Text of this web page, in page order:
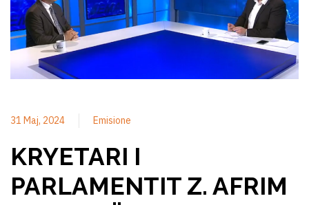
31 Maj, 2024 Emisione
KRYETARI I
PARLAMENTIT Z. AFRIM